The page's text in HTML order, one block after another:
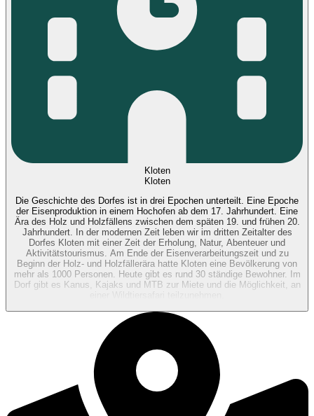
Kloten
Kloten
Die Geschichte des Dorfes ist in drei Epochen unterteilt. Eine Epoche
der Eisenproduktion in einem Hochofen ab dem 17. Jahrhundert. Eine
Ära des Holz und Holzfällens zwischen dem späten 19. und frühen 20.
Jahrhundert. In der modernen Zeit leben wir im dritten Zeitalter des
Dorfes Kloten mit einer Zeit der Erholung, Natur, Abenteuer und
Aktivitätstourismus. Am Ende der Eisenverarbeitungszeit und zu
Beginn der Holz- und Holzfällerära hatte Kloten eine Bevölkerung von
mehr als 1000 Personen. Heute gibt es rund 30 ständige Bewohner. Im
Dorf gibt es Kanus, Kajaks und MTB zur Miete und die Möglichkeit, an